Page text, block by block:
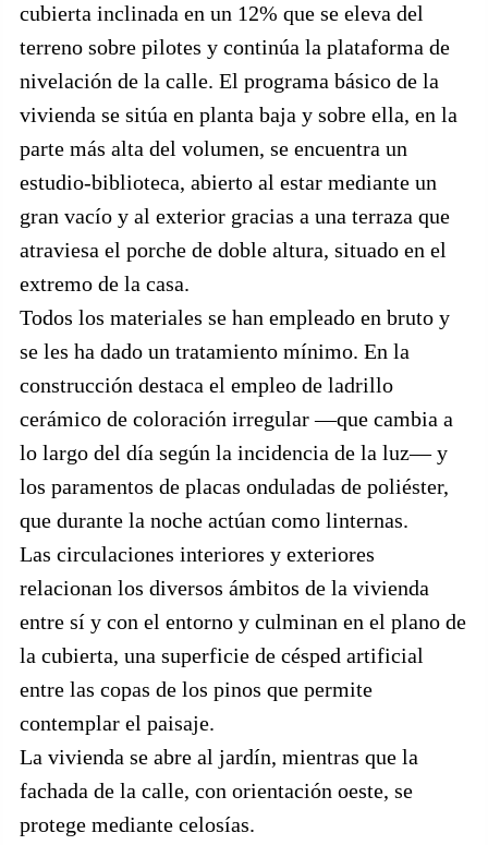
cubierta inclinada en un 12% que se eleva del
terreno sobre pilotes y continúa la plataforma de
nivelación de la calle. El programa básico de la
vivienda se sitúa en planta baja y sobre ella, en la
parte más alta del volumen, se encuentra un
estudio-biblioteca, abierto al estar mediante un
gran vacío y al exterior gracias a una terraza que
atraviesa el porche de doble altura, situado en el
extremo de la casa.
Todos los materiales se han empleado en bruto y
se les ha dado un tratamiento mínimo. En la
construcción destaca el empleo de ladrillo
cerámico de coloración irregular —que cambia a
lo largo del día según la incidencia de la luz— y
los paramentos de placas onduladas de poliéster,
que durante la noche actúan como linternas.
Las circulaciones interiores y exteriores
relacionan los diversos ámbitos de la vivienda
entre sí y con el entorno y culminan en el plano de
la cubierta, una superficie de césped artificial
entre las copas de los pinos que permite
contemplar el paisaje.
La vivienda se abre al jardín, mientras que la
fachada de la calle, con orientación oeste, se
protege mediante celosías.